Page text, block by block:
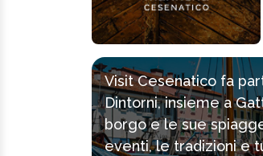
Visit Cesenatico fa
Dintorni, insieme a
borgo e le sue
eventi, le tradizioni e